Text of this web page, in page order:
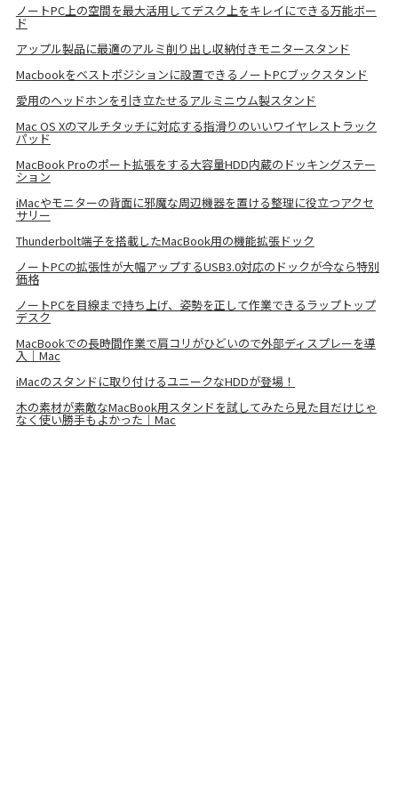
ノートPC上の空間を最大活用してデスク上をキレイにできる万能ボー
ド
アップル製品に最適のアルミ削り出し収納付きモニタースタンド
Macbookをベストポジションに設置できるノートPCブックスタンド
愛用のヘッドホンを引き立たせるアルミニウム製スタンド
Mac OS Xのマルチタッチに対応する指滑りのいいワイヤレストラック
パッド
MacBook Proのポート拡張をする大容量HDD内蔵のドッキングステー
ション
iMacやモニターの背面に邪魔な周辺機器を置ける整理に役立つアクセ
サリー
Thunderbolt端子を搭載したMacBook用の機能拡張ドック
ノートPCの拡張性が大幅アップするUSB3.0対応のドックが今なら特別
価格
ノートPCを目線まで持ち上げ、姿勢を正して作業できるラップトップ
デスク
MacBookでの長時間作業で肩コリがひどいので外部ディスプレーを導
入｜Mac
iMacのスタンドに取り付けるユニークなHDDが登場！
木の素材が素敵なMacBook用スタンドを試してみたら見た目だけじゃ
なく使い勝手もよかった｜Mac